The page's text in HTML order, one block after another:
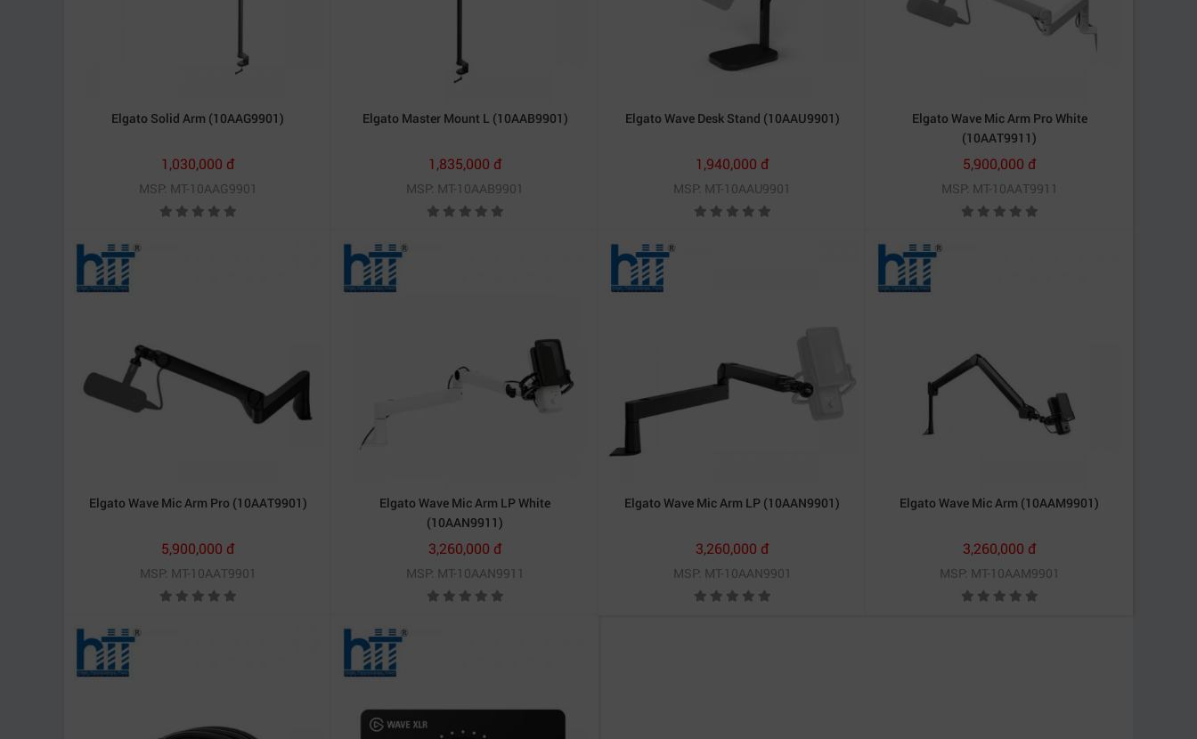
Elgato Solid Arm (10AAG9901)
1,030,000 đ
MSP: MT-10AAG9901
Elgato Master Mount L (10AAB9901)
1,835,000 đ
MSP: MT-10AAB9901
Elgato Wave Desk Stand (10AAU9901)
1,940,000 đ
MSP: MT-10AAU9901
Elgato Wave Mic Arm Pro White
(10AAT9911)
5,900,000 đ
MSP: MT-10AAT9911
Elgato Wave Mic Arm Pro (10AAT9901)
5,900,000 đ
MSP: MT-10AAT9901
Elgato Wave Mic Arm LP White
(10AAN9911)
3,260,000 đ
MSP: MT-10AAN9911
Elgato Wave Mic Arm LP (10AAN9901)
3,260,000 đ
MSP: MT-10AAN9901
Elgato Wave Mic Arm (10AAM9901)
3,260,000 đ
MSP: MT-10AAM9901